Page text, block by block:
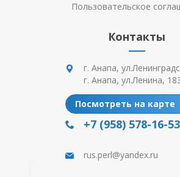
Пользовательское
Контакты
г. Анапа,
г. Анапа, ул.Ленина,
Посмотреть на карте
+7 (958) 578-16-53
rus.perl@yandex.ru